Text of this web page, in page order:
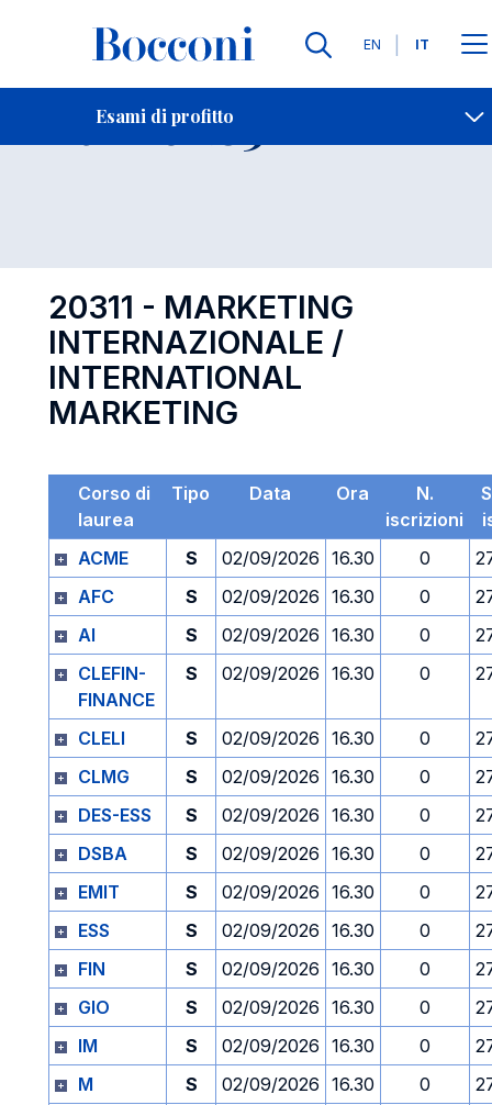
Lingue
EN IT
Esami di profitto
Contatti
Esame 20311 Open
20311 - MARKETING
INTERNAZIONALE /
INTERNATIONAL
MARKETING
Corso di
laurea
Tipo Data Ora
N.
iscrizioni
ACME
S 02/09/2026 16.30 0
AFC
S 02/09/2026 16.30 0
AI
S 02/09/2026 16.30 0
CLEFIN-
FINANCE
S 02/09/2026 16.30 0
CLELI S 02/09/2026 16.30 0
CLMG
S 02/09/2026 16.30 0
DES-ESS
S 02/09/2026 16.30 0
DSBA
S 02/09/2026 16.30 0
EMIT
S 02/09/2026 16.30 0
ESS
S 02/09/2026 16.30 0
FIN
S 02/09/2026 16.30 0
GIO
S 02/09/2026 16.30 0
IM
S 02/09/2026 16.30 0
M
S 02/09/2026 16.30 0